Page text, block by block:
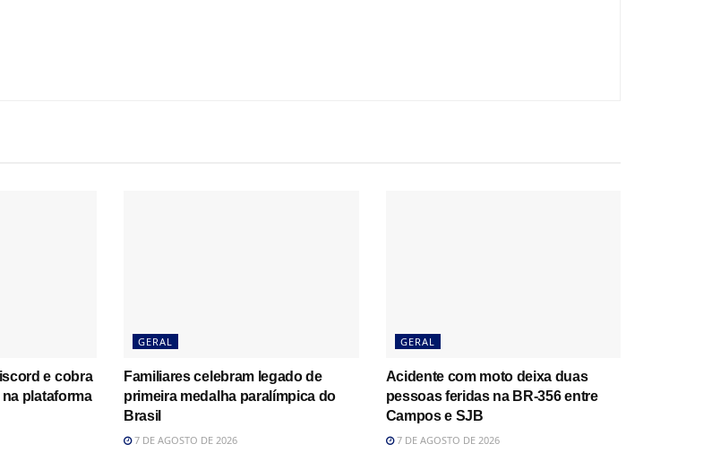
e cobra
plataforma
GERAL
Familiares celebram legado de
primeira medalha paralímpica do
Brasil
7 DE AGOSTO DE 2026
GERAL
Acidente com moto deixa duas
pessoas feridas na BR-356 entre
Campos e SJB
7 DE AGOSTO DE 2026